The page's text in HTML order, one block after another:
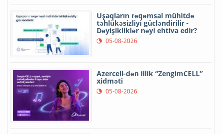
Uşaqların rəqəmsal mühitdə
təhlükəsizliyi gücləndirilir -
Dəyişikliklər nəyi ehtiva edir?
05-08-2026
Azercell-dən illik “ZengimCELL”
xidməti
05-08-2026